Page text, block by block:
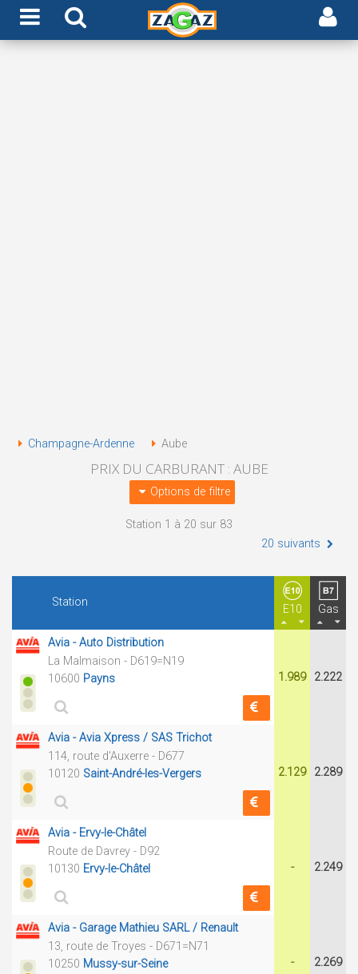
Champagne-Ardenne Aube
PRIX DU CARBURANT : AUBE
Options de filtre
Station 1 à 20 sur 83
20 suivants
Station
E10 Gas
Avia - Auto Distribution
La Malmaison - D619=N19
10600 Payns 1.989 2.222
Avia - Avia Xpress / SAS Trichot
114, route d'Auxerre - D677
10120 Saint-André-les-Vergers 2.129 2.289
Avia - Ervy-le-Châtel
Route de Davrey - D92
10130 Ervy-le-Châtel - 2.249
Avia - Garage Mathieu SARL / Renault
13, route de Troyes - D671=N71
10250 Mussy-sur-Seine - 2.269